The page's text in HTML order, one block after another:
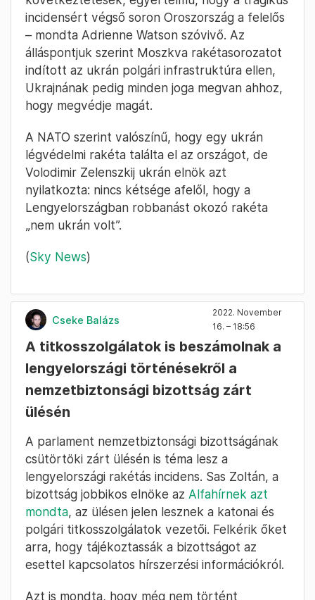
incidensért végső soron Oroszország a felelős
– mondta Adrienne Watson szóvivő. Az
álláspontjuk szerint Moszkva rakétasorozatot
indított az ukrán polgári infrastruktúra ellen,
Ukrajnának pedig minden joga megvan ahhoz,
hogy megvédje magát.
A NATO szerint valószínű, hogy egy ukrán
légvédelmi rakéta találta el az országot, de
Volodimir Zelenszkij ukrán elnök azt
nyilatkozta: nincs kétsége afelől, hogy a
Lengyelországban robbanást okozó rakéta
„nem ukrán volt”.
(Sky News)
Cseke Balázs
2022. November
16. – 18:56
A titkosszolgálatok is beszámolnak a
lengyelországi történésekről a
nemzetbiztonsági bizottság zárt
ülésén
A parlament nemzetbiztonsági bizottságának
csütörtöki zárt ülésén is téma lesz a
lengyelországi rakétás incidens. Sas Zoltán, a
bizottság jobbikos elnöke az Alfahírnek azt
mondta, az ülésen jelen lesznek a katonai és
polgári titkosszolgálatok vezetői. Felkérik őket
arra, hogy tájékoztassák a bizottságot az
esettel kapcsolatos hírszerzési információkról.
Azt is mondta, hogy még nem történt